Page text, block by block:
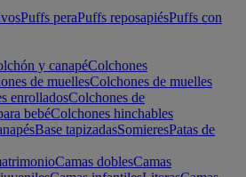
Puffs peraPuffs reposapiésPuffs con
y canapéColchones
de muellesColchones de muelles
enrolladosColchones de
bebéColchones hinchables
Base tapizadasSomieresPatas de
Camas doblesCamas